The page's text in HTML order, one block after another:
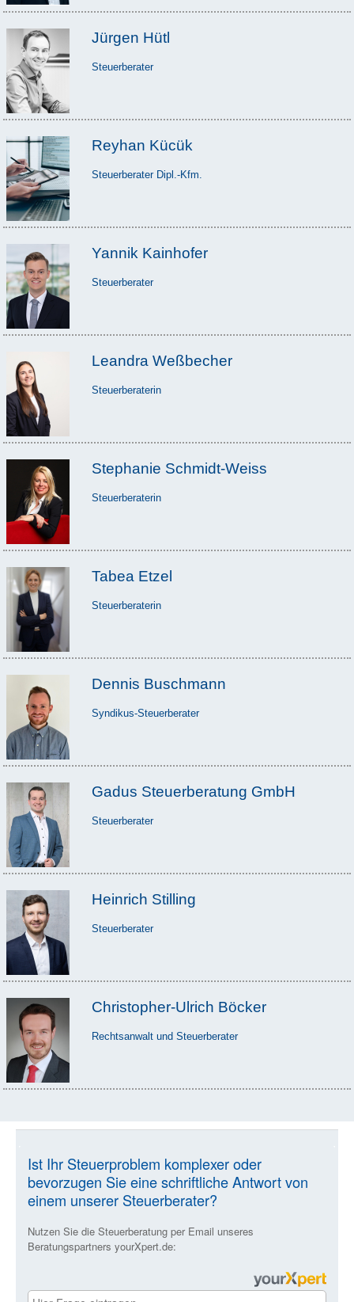
Jürgen Hütl
Steuerberater
Reyhan Kücük
Steuerberater Dipl.-Kfm.
Yannik Kainhofer
Steuerberater
Leandra Weßbecher
Steuerberaterin
Stephanie Schmidt-Weiss
Steuerberaterin
Tabea Etzel
Steuerberaterin
Dennis Buschmann
Syndikus-Steuerberater
Gadus Steuerberatung GmbH
Steuerberater
Heinrich Stilling
Steuerberater
Christopher-Ulrich Böcker
Rechtsanwalt und Steuerberater